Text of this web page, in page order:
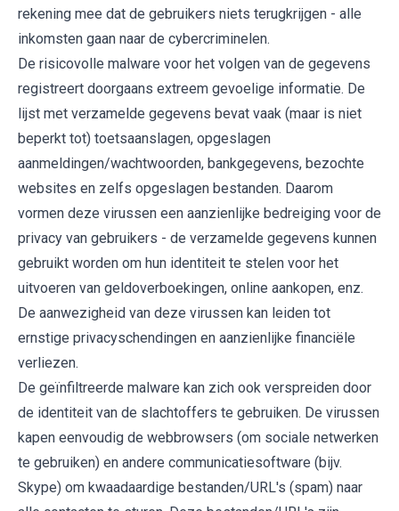
rekening mee dat de gebruikers niets terugkrijgen - alle
inkomsten gaan naar de cybercriminelen.
De risicovolle malware voor het volgen van de gegevens
registreert doorgaans extreem gevoelige informatie. De
lijst met verzamelde gegevens bevat vaak (maar is niet
beperkt tot) toetsaanslagen, opgeslagen
aanmeldingen/wachtwoorden, bankgegevens, bezochte
websites en zelfs opgeslagen bestanden. Daarom
vormen deze virussen een aanzienlijke bedreiging voor de
privacy van gebruikers - de verzamelde gegevens kunnen
gebruikt worden om hun identiteit te stelen voor het
uitvoeren van geldoverboekingen, online aankopen, enz.
De aanwezigheid van deze virussen kan leiden tot
ernstige privacyschendingen en aanzienlijke financiële
verliezen.
De geïnfiltreerde malware kan zich ook verspreiden door
de identiteit van de slachtoffers te gebruiken. De virussen
kapen eenvoudig de webbrowsers (om sociale netwerken
te gebruiken) en andere communicatiesoftware (bijv.
Skype) om kwaadaardige bestanden/URL's (spam) naar